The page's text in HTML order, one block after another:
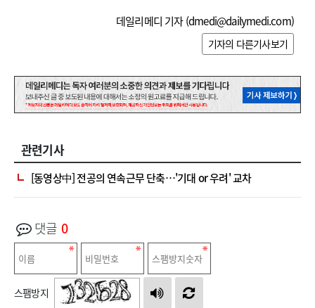
데일리메디 기자 (dmedi@dailymedi.com)
기자의 다른기사보기
관련기사
[동영상中] 전공의 연속근무 단축…'기대 or 우려' 교차
댓글 0
스팸방지